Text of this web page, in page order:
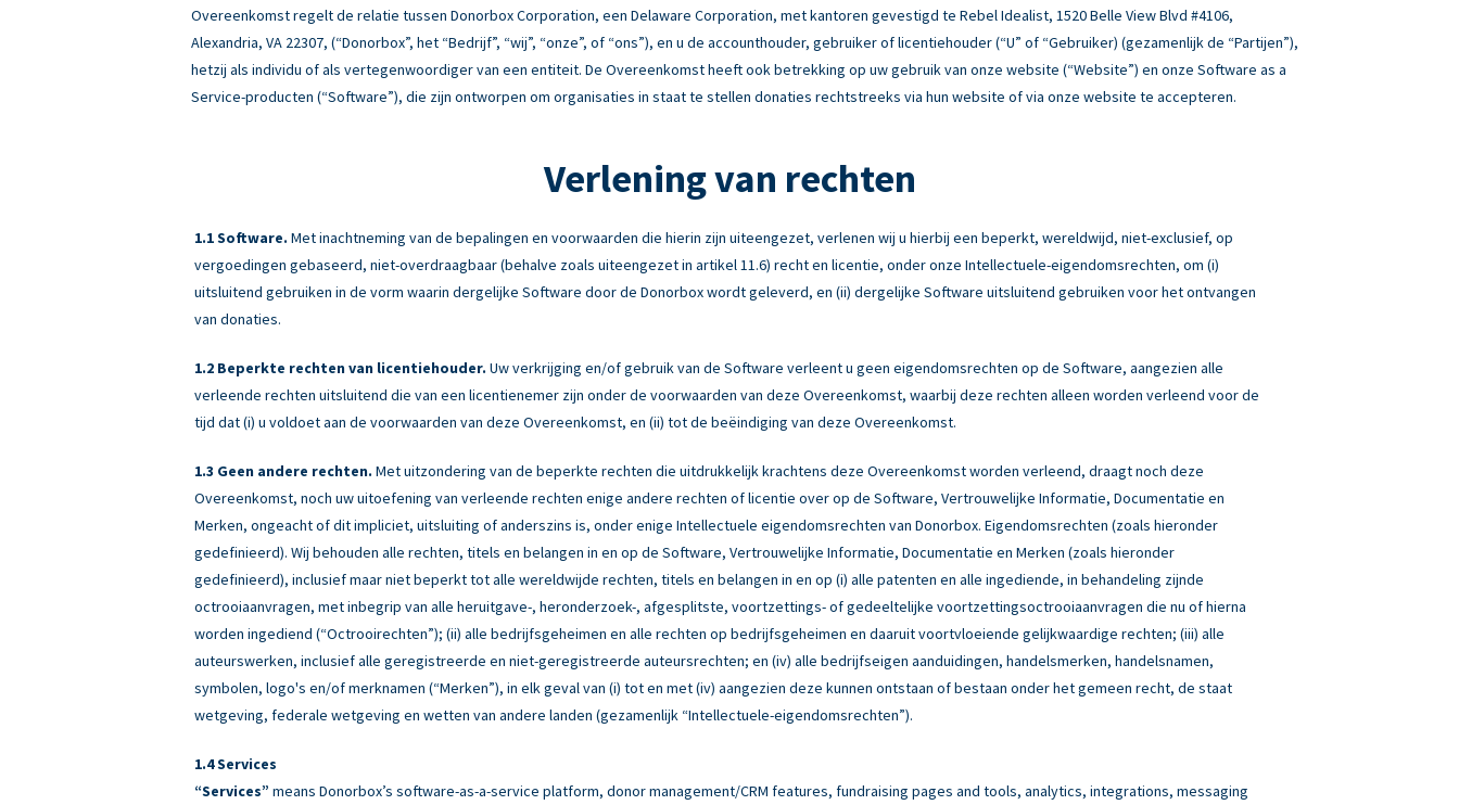
Overeenkomst regelt de relatie tussen Donorbox Corporation, een Delaware Corporation, met kantoren gevestigd te Rebel Idealist, 1520 Belle View Blvd #4106,
Alexandria, VA 22307, (“Donorbox”, het “Bedrijf”, “wij”, “onze”, of “ons”), en u de accounthouder, gebruiker of licentiehouder (“U” of “Gebruiker) (gezamenlijk de “Partijen”),
hetzij als individu of als vertegenwoordiger van een entiteit. De Overeenkomst heeft ook betrekking op uw gebruik van onze website (“Website”) en onze Software as a
Service-producten (“Software”), die zijn ontworpen om organisaties in staat te stellen donaties rechtstreeks via hun website of via onze website te accepteren.
Verlening van rechten
Software. Met inachtneming van de bepalingen en voorwaarden die hierin zijn uiteengezet, verlenen wij u hierbij een beperkt, wereldwijd, niet-exclusief, op
vergoedingen gebaseerd, niet-overdraagbaar (behalve zoals uiteengezet in artikel 11.6) recht en licentie, onder onze Intellectuele-eigendomsrechten, om (i)
uitsluitend gebruiken in de vorm waarin dergelijke Software door de Donorbox wordt geleverd, en (ii) dergelijke Software uitsluitend gebruiken voor het ontvangen
van donaties.
Beperkte rechten van licentiehouder. Uw verkrijging en/of gebruik van de Software verleent u geen eigendomsrechten op de Software, aangezien alle
verleende rechten uitsluitend die van een licentienemer zijn onder de voorwaarden van deze Overeenkomst, waarbij deze rechten alleen worden verleend voor de
tijd dat (i) u voldoet aan de voorwaarden van deze Overeenkomst, en (ii) tot de beëindiging van deze Overeenkomst.
Geen andere rechten. Met uitzondering van de beperkte rechten die uitdrukkelijk krachtens deze Overeenkomst worden verleend, draagt noch deze
Overeenkomst, noch uw uitoefening van verleende rechten enige andere rechten of licentie over op de Software, Vertrouwelijke Informatie, Documentatie en
Merken, ongeacht of dit impliciet, uitsluiting of anderszins is, onder enige Intellectuele eigendomsrechten van Donorbox. Eigendomsrechten (zoals hieronder
gedefinieerd). Wij behouden alle rechten, titels en belangen in en op de Software, Vertrouwelijke Informatie, Documentatie en Merken (zoals hieronder
gedefinieerd), inclusief maar niet beperkt tot alle wereldwijde rechten, titels en belangen in en op (i) alle patenten en alle ingediende, in behandeling zijnde
octrooiaanvragen, met inbegrip van alle heruitgave-, heronderzoek-, afgesplitste, voortzettings- of gedeeltelijke voortzettingsoctrooiaanvragen die nu of hierna
worden ingediend (“Octrooirechten”); (ii) alle bedrijfsgeheimen en alle rechten op bedrijfsgeheimen en daaruit voortvloeiende gelijkwaardige rechten; (iii) alle
auteurswerken, inclusief alle geregistreerde en niet-geregistreerde auteursrechten; en (iv) alle bedrijfseigen aanduidingen, handelsmerken, handelsnamen,
symbolen, logo's en/of merknamen (“Merken”), in elk geval van (i) tot en met (iv) aangezien deze kunnen ontstaan of bestaan onder het gemeen recht, de staat
wetgeving, federale wetgeving en wetten van andere landen (gezamenlijk “Intellectuele-eigendomsrechten”).
Services
“Services” means Donorbox’s software-as-a-service platform, donor management/CRM features, fundraising pages and tools, analytics, integrations, messaging